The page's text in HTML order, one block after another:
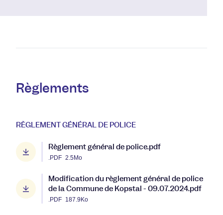
Règlements
RÈGLEMENT GÉNÉRAL DE POLICE
Règlement général de police.pdf
.PDF 2.5Mo
Modification du règlement général de police
de la Commune de Kopstal - 09.07.2024.pdf
.PDF 187.9Ko